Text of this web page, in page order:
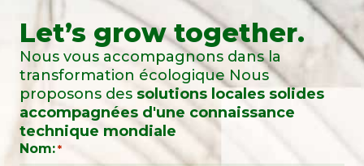
Let’s grow together.
Nous vous accompagnons dans la
transformation écologique Nous
proposons des solutions locales solides
accompagnées d'une connaissance
technique mondiale
Nom: *